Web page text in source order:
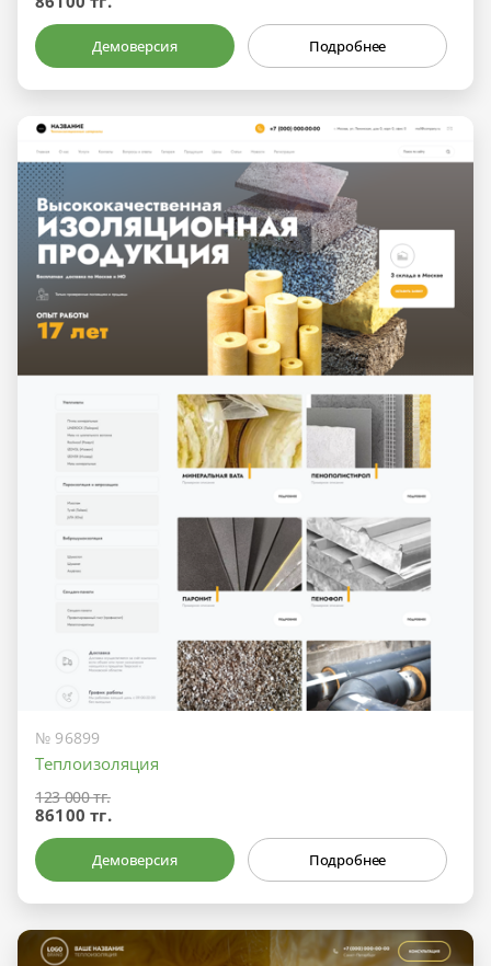
Демоверсия Подробнее
№ 96899
Теплоизоляция
123 000 тг.
86100 тг.
Демоверсия Подробнее